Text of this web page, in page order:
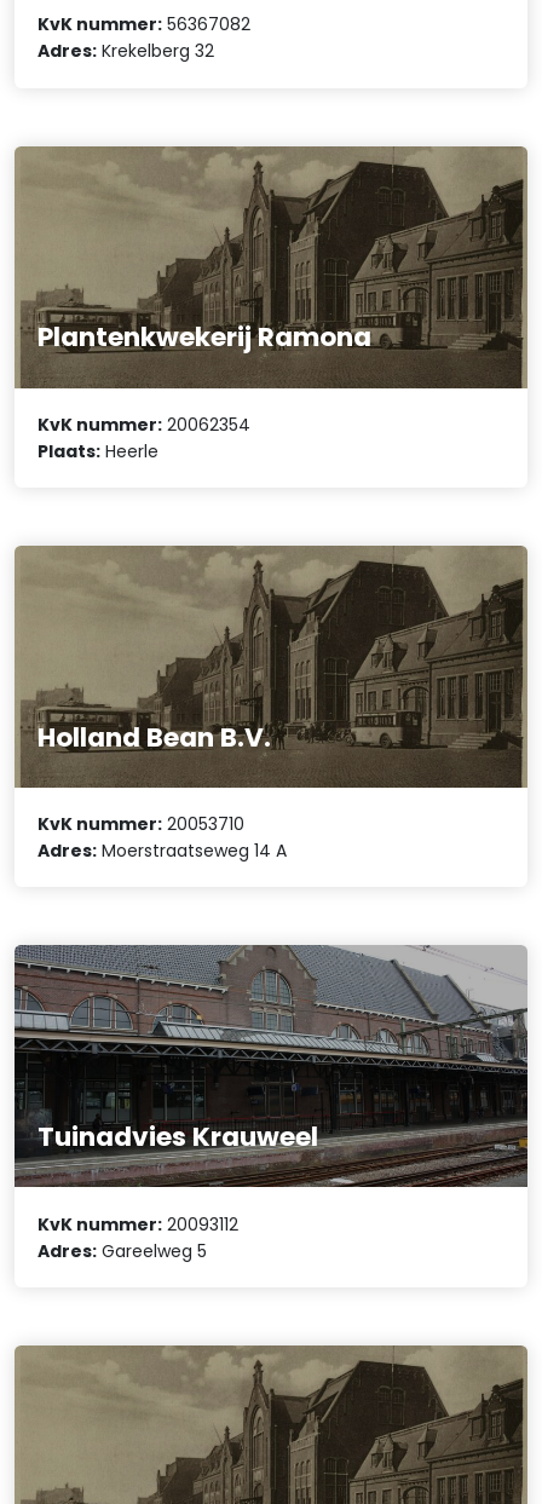
KvK nummer: 56367082
Adres: Krekelberg 32
Plantenkwekerij Ramona
KvK nummer: 20062354
Plaats: Heerle
Holland Bean B.V.
KvK nummer: 20053710
Adres: Moerstraatseweg 14 A
Tuinadvies Krauweel
KvK nummer: 20093112
Adres: Gareelweg 5